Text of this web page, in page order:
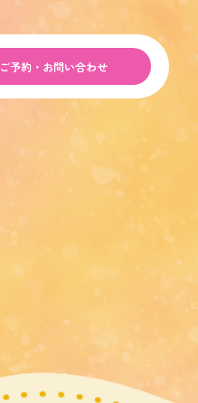
ご予約・お問い合わせ